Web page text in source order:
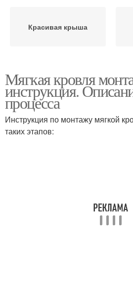
Красивая крыша
Битумная черепица
Мягкая кровля
инструкция.
процесса
Инструкция по монтажу мягкой
таких этапов: